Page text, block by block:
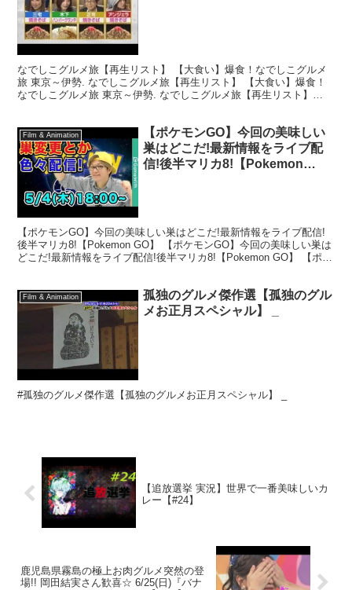
なでしこグルメ旅【再生リスト】 【大食い】爆食！なでしこグルメ
旅 東京～伊勢. なでしこグルメ旅【再生リスト】 【大食い】爆食！
なでしこグルメ旅 東京～伊勢. なでしこグルメ旅【再生リスト】
Film & Animation
【ポケモンGO】今回の美味しい
巣はどこだ!最新情報をライブ配
信!後半マリカ8!【Pokemon
【ポケモンGO】今回の美味しい巣はどこだ!最新情報をライブ配信!
後半マリカ8!【Pokemon GO】 【ポケモンGO】今回の美味しい巣は
どこだ!最新情報をライブ配信!後半マリカ8!【Pokemon GO】 【ポケ
Film & Animation
孤独のグルメ傑作選【孤独のグル
メお正月スペシャル】 _
#孤独のグルメ傑作選【孤独のグルメお正月スペシャル】 _
【追放選挙 実況】世界で一番美味しいカ
レー【#24】
鹿児島県霧島の極上お肉グルメ突然の登
場!! 岡田結実さん歓喜☆ 6/25(日)『バナ